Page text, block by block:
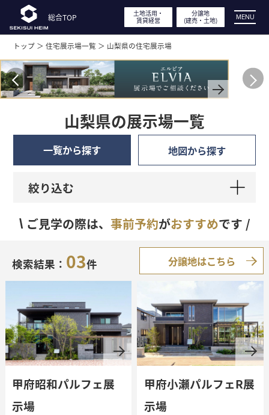
MENU
総合TOP
土地活用・
賃貸経営
分譲地
(建売・ 土地)
総合TOP
土地活用・
賃貸経営
分譲地
(建売・ 土地)
実例・間取り・デザイン
特長・性能
イベント・キャンペーン
土地活用・賃貸経営
企業・採用・法人
資料請求・お問い合わせ
オーナー様・ご契約者様サポート
トップ ＞ 住宅展示場一覧 ＞ 山梨県の住宅展示場
山
県
の
住
宅
展
示
キ
ャ
ン
ン・
ベ
山梨県の展示場一覧
一覧から探す 地図から探す
絞り込む
\ ご見学の際は、 事前予約がおすすめです /
検索結果： 03件 分譲地はこちら
甲府昭和パルフェ展
示場
甲府小瀬パルフェR展
示場